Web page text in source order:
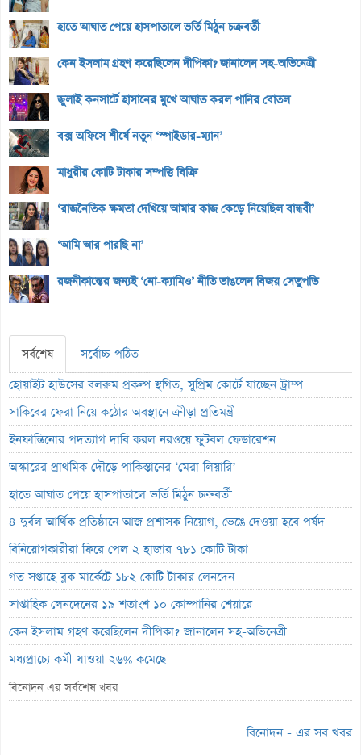
হাতে আঘাত পেয়ে হাসপাতালে ভর্তি মিঠুন চক্রবর্তী
কেন ইসলাম গ্রহণ করেছিলেন দীপিকা? জানালেন সহ-অভিনেত্রী
জুলাই কনসার্টে হাসানের মুখে আঘাত করল পানির বোতল
বক্স অফিসে শীর্ষে নতুন ‘স্পাইডার-ম্যান’
মাধুরীর কোটি টাকার সম্পত্তি বিক্রি
‘রাজনৈতিক ক্ষমতা দেখিয়ে আমার কাজ কেড়ে নিয়েছিল বান্ধবী’
‘আমি আর পারছি না’
রজনীকান্তের জন্যই ‘নো-ক্যামিও’ নীতি ভাঙলেন বিজয় সেতুপতি
সর্বশেষ
সর্বোচ্চ পঠিত
হোয়াইট হাউসের বলরুম প্রকল্প স্থগিত, সুপ্রিম কোর্টে যাচ্ছেন ট্রাম্প
সাকিবের ফেরা নিয়ে কঠোর অবস্থানে ক্রীড়া প্রতিমন্ত্রী
ইনফান্তিনোর পদত্যাগ দাবি করল নরওয়ে ফুটবল ফেডারেশন
অস্কারের প্রাথমিক দৌড়ে পাকিস্তানের ‘মেরা লিয়ারি’
হাতে আঘাত পেয়ে হাসপাতালে ভর্তি মিঠুন চক্রবর্তী
৪ দুর্বল আর্থিক প্রতিষ্ঠানে আজ প্রশাসক নিয়োগ, ভেঙে দেওয়া হবে পর্ষদ
বিনিয়োগকারীরা ফিরে পেল ২ হাজার ৭৮১ কোটি টাকা
গত সপ্তাহে ব্লক মার্কেটে ১৮২ কোটি টাকার লেনদেন
সাপ্তাহিক লেনদেনের ১৯ শতাংশ ১০ কোম্পানির শেয়ারে
কেন ইসলাম গ্রহণ করেছিলেন দীপিকা? জানালেন সহ-অভিনেত্রী
মধ্যপ্রাচ্যে কর্মী যাওয়া ২৬% কমেছে
স্বর্ণ খাতকে আনুষ্ঠানিক শিল্পে আনতে নতুন নীতিমালা
বিনোদন এর সর্বশেষ খবর
বিনোদন - এর সব খবর